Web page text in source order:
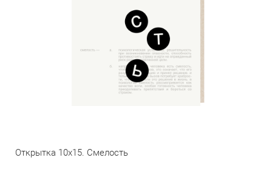
Открытка 10х15. Смелость